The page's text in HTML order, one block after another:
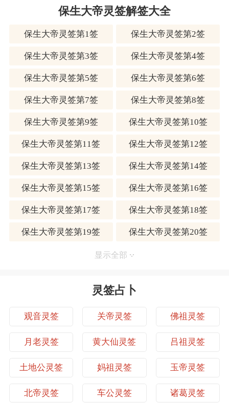
保生大帝灵签第52签解签
【签解】此签天佑正义之象。凡事见好就收也。
贵人东窓。财沉北海、信没西江。婚注结合、讼须献降。
【评论】
求之事称新如意后，应见好就收，千万不能铁齿，如再硬
闯，将处于不利之境，不得不信。
【卦解】
重雷发响，千里飞声，无事之者，愕然而惊，求谋和遂，
官爵难成，空闻其响，不见其形。
震卦：守株待兔得不到实际利益，不如断然采取行动，超
以六爻五行的相互关系解说如下：
求财问福：过关斩将，克服障碍。立春以后渐入佳境。
夫妻感情：认清自己份内的工作，彼此尊重，自然得福。
官司诉讼：托贵人调解，花钱消灾。
讨债还钱：不可意气用事，这笔帐春天过后可以要回来。
搬家移居：先考虑清楚再采取行动，能不搬就不搬。
祈求神明找工作一事，所求的都会让你如愿，达到你所要
让你顺利寻获工作。奉劝你得意顺心后，就不可再三心二
保生大帝灵签解签大全
保生大帝灵签第1签 保生大帝灵签第2签
保生大帝灵签第3签 保生大帝灵签第4签
保生大帝灵签第5签 保生大帝灵签第6签
保生大帝灵签第7签 保生大帝灵签第8签
保生大帝灵签第9签 保生大帝灵签第10签
保生大帝灵签第11签 保生大帝灵签第12签
保生大帝灵签第13签 保生大帝灵签第14签
保生大帝灵签第15签 保生大帝灵签第16签
保生大帝灵签第17签 保生大帝灵签第18签
保生大帝灵签第19签 保生大帝灵签第20签
保生大帝灵签第21签 保生大帝灵签第22签
保生大帝灵签第25签 保生大帝灵签第26签
保生大帝灵签第27签 保生大帝灵签第28签
保生大帝灵签第29签 保生大帝灵签第30签
保生大帝灵签第31签 保生大帝灵签第32签
显示全部
灵签占卜
观音灵签 关帝灵签 佛祖灵签
月老灵签 黄大仙灵签 吕祖灵签
土地公灵签 妈祖灵签 玉帝灵签
北帝灵签 车公灵签 诸葛灵签